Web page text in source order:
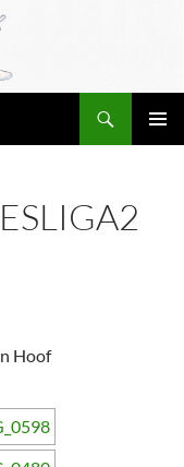
Hoof